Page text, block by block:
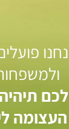
העצומה